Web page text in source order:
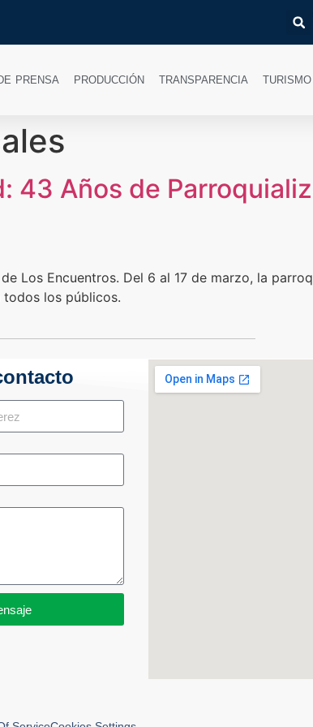
PRENSA PRODUCCIÓN TRANSPARENCIA TURISMO
43 Años de
Los Encuentros. Del 6 al 17 de marzo, la
los públicos.